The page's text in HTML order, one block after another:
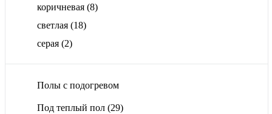
коричневая (8)
светлая (18)
серая (2)
Полы с подогревом
Под теплый пол (29)